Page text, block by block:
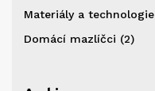
Materiály a technologie
Domácí mazlíčci (2)